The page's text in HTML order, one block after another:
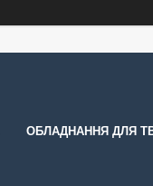
ОБЛАДНАННЯ ДЛЯ